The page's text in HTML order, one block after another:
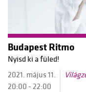
Budapest Ritmo
Nyisd ki a füled!
2021. május 11.
20:00 - 22:00